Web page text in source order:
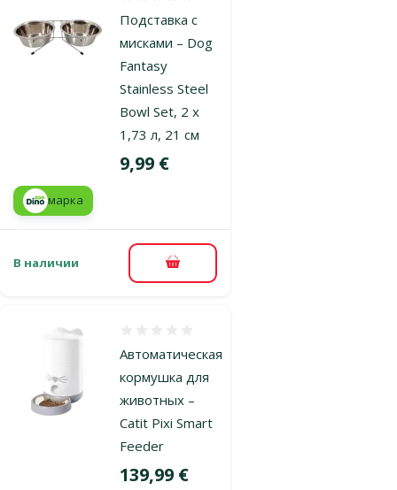
Подставка с
мисками – Dog
Fantasy
Stainless Steel
Bowl Set, 2 x
1,73 л, 21 см
Цена
9,99 €
марка
В наличии В корзину
Автоматическая
кормушка для
животных –
Catit Pixi Smart
Feeder
Цена
139,99 €